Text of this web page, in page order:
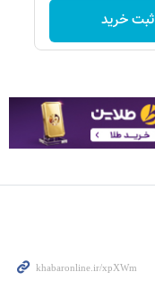
ثبت خرید